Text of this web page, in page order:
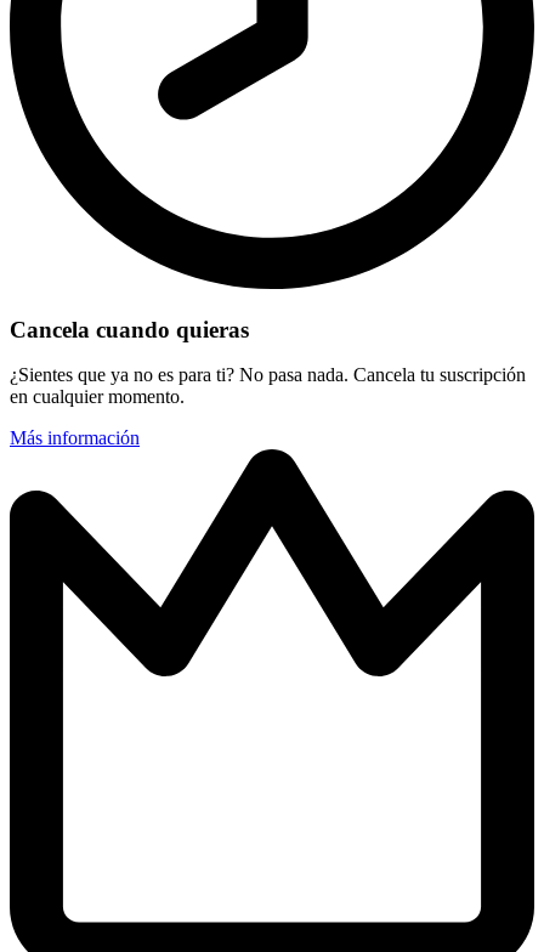
Cancela cuando quieras
¿Sientes que ya no es para ti? No pasa nada. Cancela tu suscripción
en cualquier momento.
Más información